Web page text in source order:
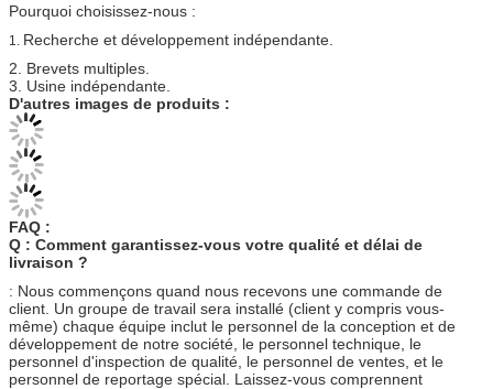
Pourquoi choisissez-nous :
1. Recherche et développement indépendante.
2. Brevets multiples.
3. Usine indépendante.
D'autres images de produits :
FAQ :
Q : Comment garantissez-vous votre qualité et délai de
livraison ?
: Nous commençons quand nous recevons une commande de
client. Un groupe de travail sera installé (client y compris vous-
même) chaque équipe inclut le personnel de la conception et de
développement de notre société, le personnel technique, le
personnel d'inspection de qualité, le personnel de ventes, et le
personnel de reportage spécial. Laissez-vous comprennent
clairement le processus de fabrication entier de vos marchandises.
Si vous avez n'importe quelles questions, vous pouvez
communiquer immédiatement et effectivement. inspection 100% de
tous les produits avant expédition.